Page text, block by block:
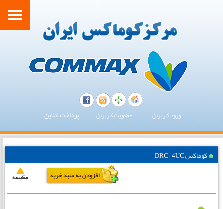
ورود کاربران عضویت کاربران پرداخت آنلاین
کوماکس DRC-4UC